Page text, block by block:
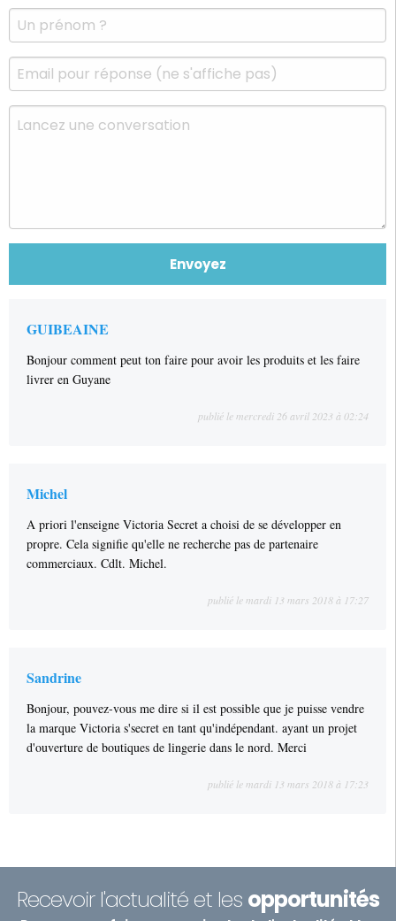
GUIBEAINE
Bonjour comment peut ton faire pour avoir les produits et les faire
livrer en Guyane
publié le mercredi 26 avril 2023 à 02:24
Michel
A priori l'enseigne Victoria Secret a choisi de se développer en
propre. Cela signifie qu'elle ne recherche pas de partenaire
commerciaux. Cdlt. Michel.
publié le mardi 13 mars 2018 à 17:27
Sandrine
Bonjour, pouvez-vous me dire si il est possible que je puisse vendre
la marque Victoria s'secret en tant qu'indépendant. ayant un projet
d'ouverture de boutiques de lingerie dans le nord. Merci
publié le mardi 13 mars 2018 à 17:23
Recevoir l'actualité et les opportunités